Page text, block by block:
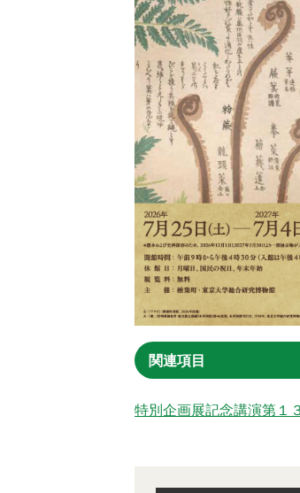
関連項目
特別企画展記念講演第１